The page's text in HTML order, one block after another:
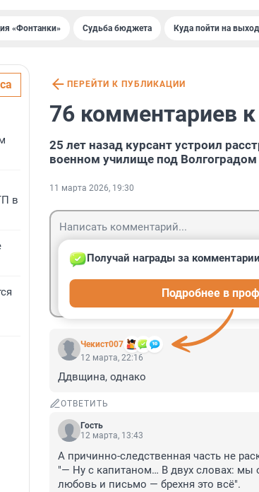
«Фонтанки» Судьба бюджета Куда пойти на
в
ПЕРЕЙТИ К ПУБЛИКАЦИИ
76 комментариев
25 лет назад курсант устроил
военном училище под Волгоградом
11 марта 2026, 19:30
Чекист007
Получай награды за
Подробнее в
12 марта, 22:16
Ддвщина, однако
ОТВЕТИТЬ
Гость
12 марта, 13:43
А причинно-следственная часть не
"— Ну с капитаном… В двух словах: мы
любовь и письмо — брехня это всё".